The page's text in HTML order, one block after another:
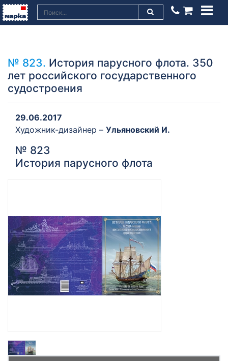
№ 823. История парусного флота. 350
лет российского государственного
судостроения
29.06.2017
Художник-дизайнер – Ульяновский И.
№ 823
История парусного флота